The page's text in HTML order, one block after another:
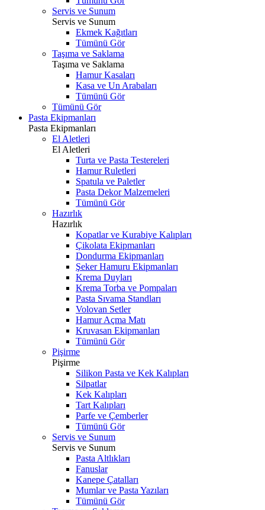
Servis ve Sunum
Servis ve Sunum
Ekmek Kağıtları
Tümünü Gör
Taşıma ve Saklama
Taşıma ve Saklama
Hamur Kasaları
Kasa ve Un Arabaları
Tümünü Gör
Tümünü Gör
Pasta Ekipmanları
Pasta Ekipmanları
El Aletleri
El Aletleri
Turta ve Pasta Testereleri
Hamur Ruletleri
Spatula ve Paletler
Pasta Dekor Malzemeleri
Tümünü Gör
Hazırlık
Hazırlık
Kopatlar ve Kurabiye Kalıpları
Çikolata Ekipmanları
Dondurma Ekipmanları
Şeker Hamuru Ekipmanları
Krema Duyları
Krema Torba ve Pompaları
Pasta Sıvama Standları
Volovan Setler
Hamur Açma Matı
Kruvasan Ekipmanları
Tümünü Gör
Pişirme
Pişirme
Silikon Pasta ve Kek Kalıpları
Silpatlar
Kek Kalıpları
Tart Kalıpları
Parfe ve Çemberler
Tümünü Gör
Servis ve Sunum
Servis ve Sunum
Pasta Altlıkları
Fanuslar
Kanepe Çatalları
Mumlar ve Pasta Yazıları
Tümünü Gör